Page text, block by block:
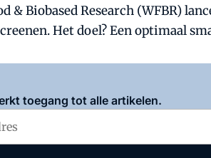
& Biobased Research (WFBR)
Het doel? Een optimaal
toegang tot alle artikelen.